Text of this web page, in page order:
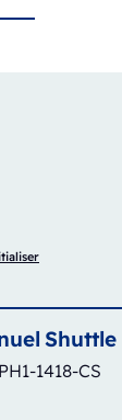
Shuttle
1418-CS